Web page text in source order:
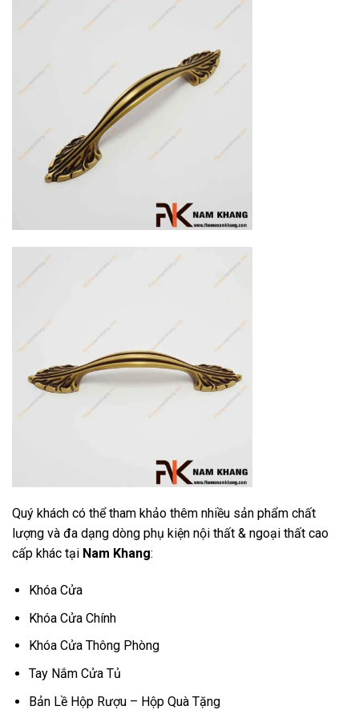
Quý khách có thể tham khảo thêm nhiều sản phẩm chất
lượng và đa dạng dòng phụ kiện nội thất & ngoại thất cao
cấp khác tại Nam Khang:
Khóa Cửa
Khóa Cửa Chính
Khóa Cửa Thông Phòng
Tay Nắm Cửa Tủ
Bản Lề Hộp Rượu – Hộp Quà Tặng